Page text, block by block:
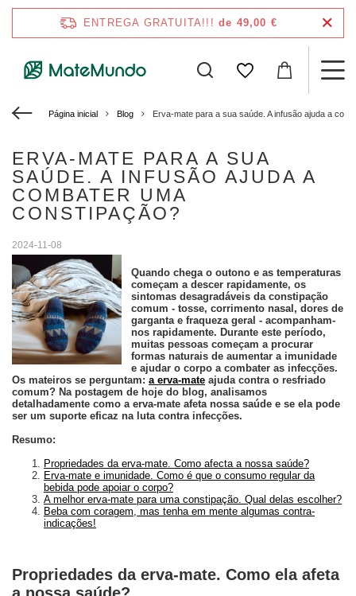
ENTREGA GRATUITA!!! de 49,00 €
Página inicial Blog Erva-mate para a sua saúde. A infusão ajuda a
ERVA-MATE PARA A SUA
SAÚDE. A INFUSÃO AJUDA A
COMBATER UMA
CONSTIPAÇÃO?
2024-11-08
Quando chega o outono e as temperaturas
começam a descer rapidamente, os
sintomas desagradáveis da constipação
comum - tosse, corrimento nasal, dores de
garganta e fraqueza geral - acompanham-
nos rapidamente. Durante este período,
muitas pessoas começam a procurar
formas naturais de aumentar a imunidade
e ajudar o corpo a combater as infecções.
Os mateiros se perguntam: a erva-mate ajuda contra o resfriado
comum? Na postagem de hoje do blog, analisamos
detalhadamente como a erva-mate afeta nossa saúde e se ela pode
ser um suporte eficaz na luta contra infecções.
Resumo:
Propriedades da erva-mate. Como afecta a nossa saúde?
Erva-mate e imunidade. Como é que o consumo regular da
bebida pode apoiar o corpo?
A melhor erva-mate para uma constipação. Qual delas escolher?
Beba com coragem, mas tenha em mente algumas contra-
indicações!
Propriedades da erva-mate. Como ela afeta